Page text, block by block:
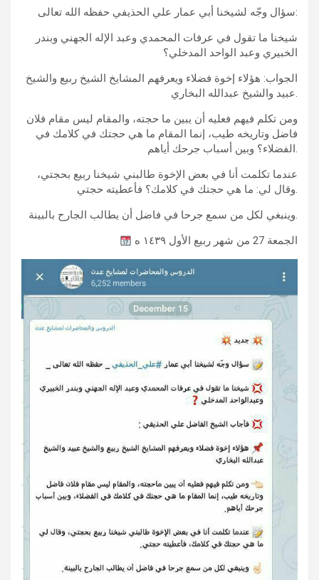
سؤال وجّه لشيخنا أبي عمار علي الحذيفي حفظه الله تعالى:
شيخنا ما تقول في عرفات المحمدي وعبد الإله الجهني وبندر
الخبيري وعبد الواحد المدخلي؟
الجواب: هؤلاء إخوة فضلاء ويعرفهم المشايخ الشيخ ربيع والشيخ
عبيد والشيخ عبدالله البخاري.
ومن تكلم فيهم فعليه أن يبين ما حجته، والمقام ليس مقام فلان
فاضل وتاريخه طيب، إنما المقام ما هي حجتك في كلامك في
الفضلاء؟ وبين أسباب جرحك أياهم.
عندما تكلمت أنا في بعض الإخوة طالبني شيخنا ربيع بحجتي،
وقال لي: ما هي حجتك في كلامك؟ فأعطيته حجتي.
وينبغي لكل من سمع جرحا في فاضل أن يطالب الجارح بالبينة.
الجمعة 27 من شهر ربيع الأول ١٤٣٩ ه